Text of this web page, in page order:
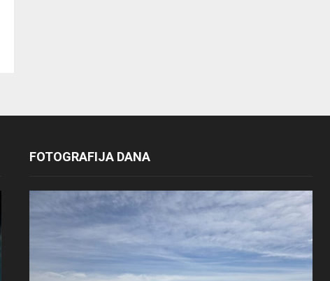
FOTOGRAFIJA DANA